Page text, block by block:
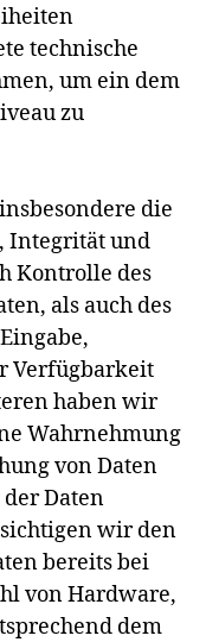
technische
um ein dem
zu
die
Integrität und
Kontrolle des
als auch des
Verfügbarkeit
haben wir
Wahrnehmung
von Daten
Daten
wir den
bereits bei
von Hardware,
dem